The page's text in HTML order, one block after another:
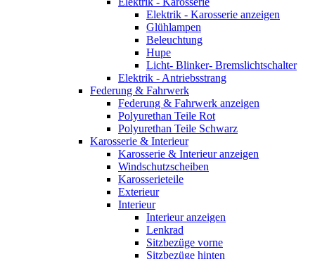
Elektrik - Karosserie anzeigen
Glühlampen
Beleuchtung
Hupe
Licht- Blinker- Bremslichtschalter
Elektrik - Antriebsstrang
Federung & Fahrwerk
Federung & Fahrwerk anzeigen
Polyurethan Teile Rot
Polyurethan Teile Schwarz
Karosserie & Interieur
Karosserie & Interieur anzeigen
Windschutzscheiben
Karosserieteile
Exterieur
Interieur
Interieur anzeigen
Lenkrad
Sitzbezüge vorne
Sitzbezüge hinten